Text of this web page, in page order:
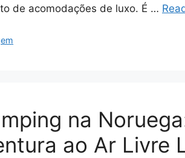
de acomodações de luxo. É …
na
ao Ar Livre